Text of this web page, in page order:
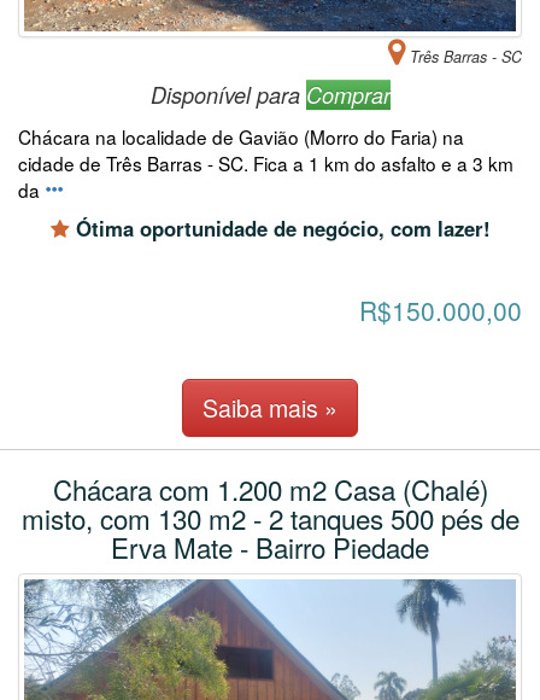
Três Barras - SC
Disponível para Comprar
Chácara na localidade de Gavião (Morro do Faria) na
cidade de Três Barras - SC. Fica a 1 km do asfalto e a 3 km
da
Ótima oportunidade de negócio, com lazer!
R$150.000,00
Saiba mais »
Chácara com 1.200 m2 Casa (Chalé)
misto, com 130 m2 - 2 tanques 500 pés de
Erva Mate - Bairro Piedade